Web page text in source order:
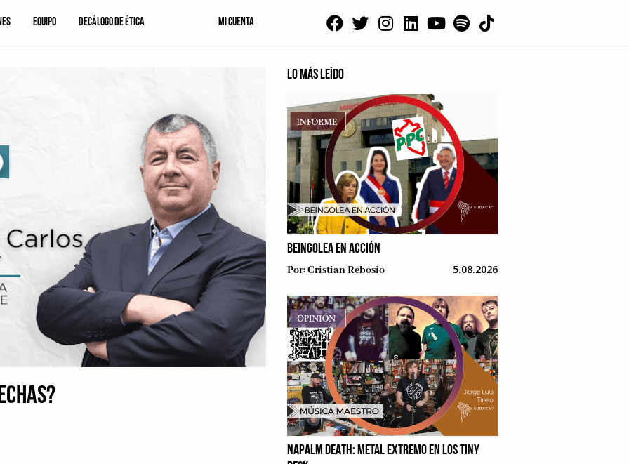
EQUIPO DECÁLOGO DE ÉTICA MI CUENTA
LO MÁS LEÍDO
BEINGOLEA EN ACCIÓN
Por:Cristian Rebosio 5.08.2026
NAPALM DEATH: METAL EXTREMO EN LOS TINY